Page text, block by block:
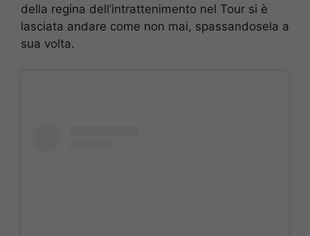
della regina dell’intrattenimento nel Tour si è
lasciata andare come non mai, spassandosela a
sua volta.